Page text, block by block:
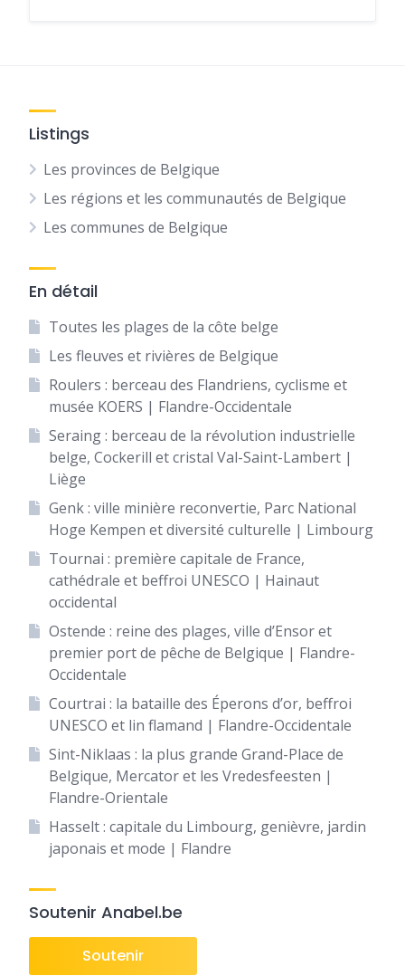
Listings
Les provinces de Belgique
Les régions et les communautés de Belgique
Les communes de Belgique
En détail
Toutes les plages de la côte belge
Les fleuves et rivières de Belgique
Roulers : berceau des Flandriens, cyclisme et
musée KOERS | Flandre-Occidentale
Seraing : berceau de la révolution industrielle
belge, Cockerill et cristal Val-Saint-Lambert |
Liège
Genk : ville minière reconvertie, Parc National
Hoge Kempen et diversité culturelle | Limbourg
Tournai : première capitale de France,
cathédrale et beffroi UNESCO | Hainaut
occidental
Ostende : reine des plages, ville d’Ensor et
premier port de pêche de Belgique | Flandre-
Occidentale
Courtrai : la bataille des Éperons d’or, beffroi
UNESCO et lin flamand | Flandre-Occidentale
Sint-Niklaas : la plus grande Grand-Place de
Belgique, Mercator et les Vredesfeesten |
Flandre-Orientale
Hasselt : capitale du Limbourg, genièvre, jardin
japonais et mode | Flandre
Soutenir Anabel.be